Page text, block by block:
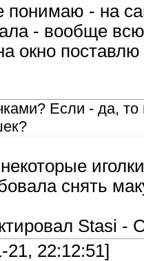
- на
- вообще
окно
Если - да,
снять
Stasi -
22:12:51]